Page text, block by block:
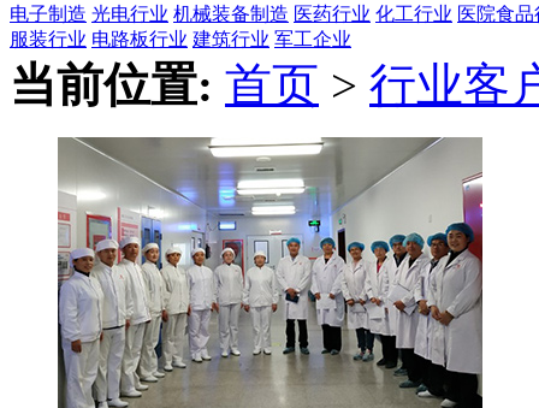
电子制造 光电行业 机械装备制造 医药行业 化工行业 医院食品
服装行业 电路板行业 建筑行业 军工企业
当前位置: 首页 > 行业客